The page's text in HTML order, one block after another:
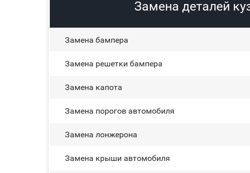
Замена деталей
Замена бампера
Замена решетки бампера
Замена капота
Замена порогов автомобиля
Замена лонжерона
Замена крыши автомобиля